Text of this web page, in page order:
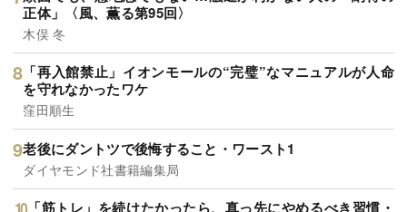
正体」〈風、薫る第95回〉
木俣 冬
「再入館禁止」イオンモールの“完璧”なマニュアルが人命
を守れなかったワケ
窪田順生
老後にダントツで後悔すること・ワースト1
ダイヤモンド社書籍編集局
「筋トレ」を続けたかったら、真っ先にやめるべき習慣・